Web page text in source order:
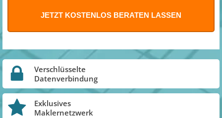
Verschlüsselte
Datenverbindung
Exklusives
Maklernetzwerk